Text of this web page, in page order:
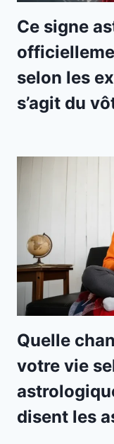
Ce signe
selon les
s’agit du
Quelle
votre vie
disent les